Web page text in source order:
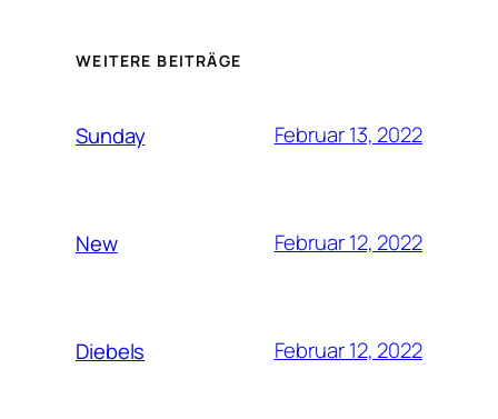
WEITERE BEITRÄGE
Sunday Februar 13, 2022
New Februar 12, 2022
Diebels Februar 12, 2022